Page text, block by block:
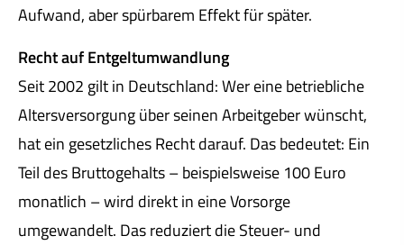
Aufwand, aber spürbarem Effekt für später.
Recht auf Entgeltumwandlung
Seit 2002 gilt in Deutschland: Wer eine betriebliche
Altersversorgung über seinen Arbeitgeber wünscht,
hat ein gesetzliches Recht darauf. Das bedeutet: Ein
Teil des Bruttogehalts – beispielsweise 100 Euro
monatlich – wird direkt in eine Vorsorge
umgewandelt. Das reduziert die Steuer- und